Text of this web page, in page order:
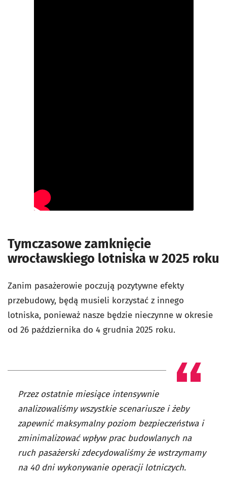
Tymczasowe zamknięcie
wrocławskiego lotniska w 2025 roku
Zanim pasażerowie poczują pozytywne efekty
przebudowy, będą musieli korzystać z innego
lotniska, ponieważ nasze będzie nieczynne w okresie
od 26 października do 4 grudnia 2025 roku.
Przez ostatnie miesiące intensywnie
analizowaliśmy wszystkie scenariusze i żeby
zapewnić maksymalny poziom bezpieczeństwa i
zminimalizować wpływ prac budowlanych na
ruch pasażerski zdecydowaliśmy że wstrzymamy
na 40 dni wykonywanie operacji lotniczych.